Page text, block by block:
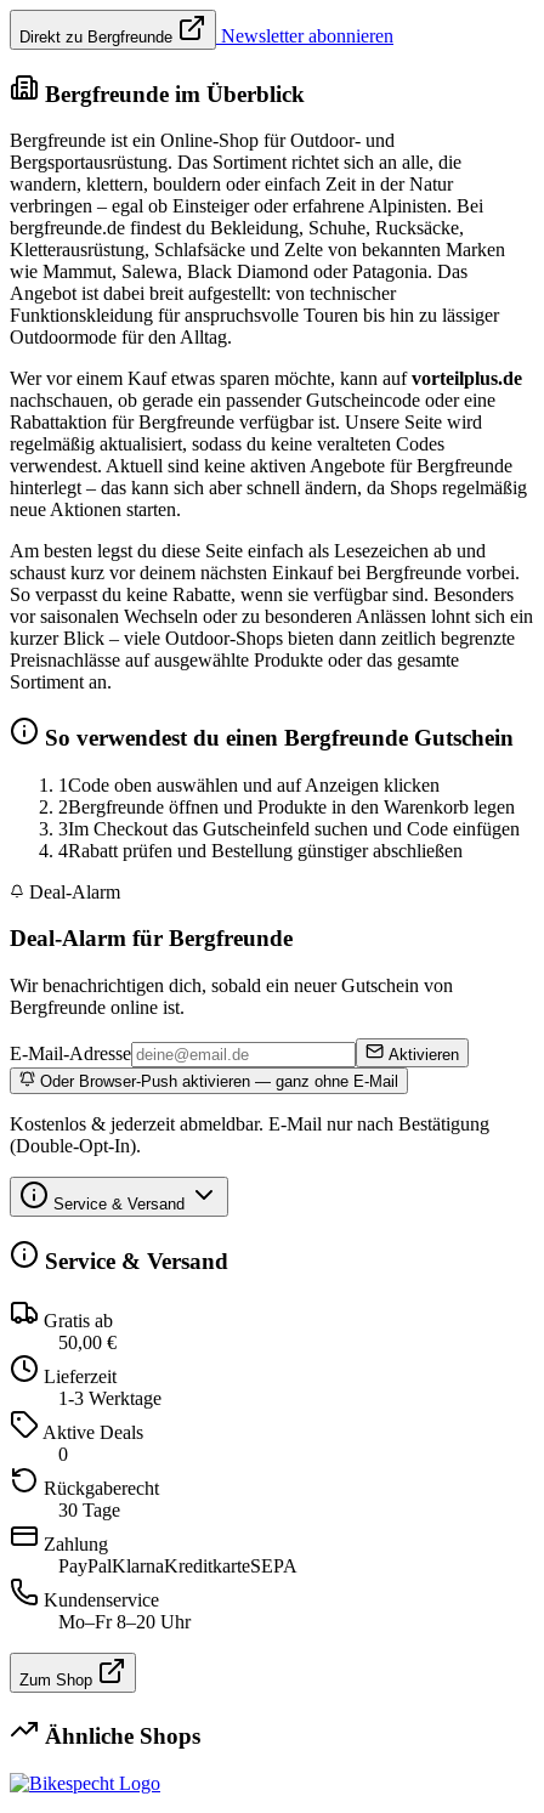
Direkt zu Bergfreunde Newsletter abonnieren
Bergfreunde im Überblick
Bergfreunde ist ein Online-Shop für Outdoor- und
Bergsportausrüstung. Das Sortiment richtet sich an alle, die
wandern, klettern, bouldern oder einfach Zeit in der Natur
verbringen – egal ob Einsteiger oder erfahrene Alpinisten. Bei
bergfreunde.de findest du Bekleidung, Schuhe, Rucksäcke,
Kletterausrüstung, Schlafsäcke und Zelte von bekannten Marken
wie Mammut, Salewa, Black Diamond oder Patagonia. Das
Angebot ist dabei breit aufgestellt: von technischer
Funktionskleidung für anspruchsvolle Touren bis hin zu lässiger
Outdoormode für den Alltag.
Wer vor einem Kauf etwas sparen möchte, kann aufvorteilplus.de
nachschauen, ob gerade ein passender Gutscheincode oder eine
Rabattaktion für Bergfreunde verfügbar ist. Unsere Seite wird
regelmäßig aktualisiert, sodass du keine veralteten Codes
verwendest. Aktuell sind keine aktiven Angebote für Bergfreunde
hinterlegt – das kann sich aber schnell ändern, da Shops regelmäßig
neue Aktionen starten.
Am besten legst du diese Seite einfach als Lesezeichen ab und
schaust kurz vor deinem nächsten Einkauf bei Bergfreunde vorbei.
So verpasst du keine Rabatte, wenn sie verfügbar sind. Besonders
vor saisonalen Wechseln oder zu besonderen Anlässen lohnt sich ein
kurzer Blick – viele Outdoor-Shops bieten dann zeitlich begrenzte
Preisnachlässe auf ausgewählte Produkte oder das gesamte
Sortiment an.
So verwendest du einen Bergfreunde Gutschein
1Code oben auswählen und auf Anzeigen klicken
2Bergfreunde öffnen und Produkte in den Warenkorb legen
3Im Checkout das Gutscheinfeld suchen und Code einfügen
4Rabatt prüfen und Bestellung günstiger abschließen
Deal-Alarm
Deal-Alarm für Bergfreunde
Wir benachrichtigen dich, sobald ein neuer Gutschein von
Bergfreunde online ist.
E-Mail-Adresse
Aktivieren
Oder Browser-Push aktivieren — ganz ohne E-Mail
Kostenlos & jederzeit abmeldbar. E-Mail nur nach Bestätigung
(Double-Opt-In).
Service & Versand
Service & Versand
Gratis ab
50,00 €
Lieferzeit
1-3 Werktage
Aktive Deals
0
Rückgaberecht
30 Tage
Zahlung
PayPalKlarnaKreditkarteSEPA
Kundenservice
Mo–Fr 8–20 Uhr
Zum Shop
Ähnliche Shops